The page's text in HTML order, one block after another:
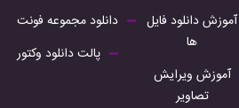
آموزش دانلود فایل
ها
آموزش ویرایش
تصاویر
دانلود مجموعه فونت
پالت دانلود وکتور